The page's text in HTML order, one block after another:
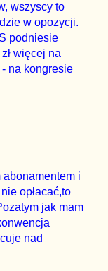
wszyscy to
w opozycji.
podniesie
więcej na
na kongresie
abonamentem i
opłacać,to
jak mam
nad